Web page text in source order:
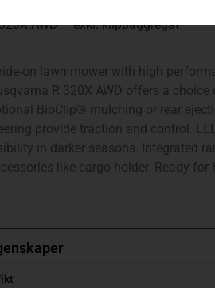
AWD – exkl. klippaggregat
on lawn mower with high
R 320X AWD offers a
BioClip® mulching or rear
provide traction and control.
in darker seasons. Integrated
like cargo holder. Ready